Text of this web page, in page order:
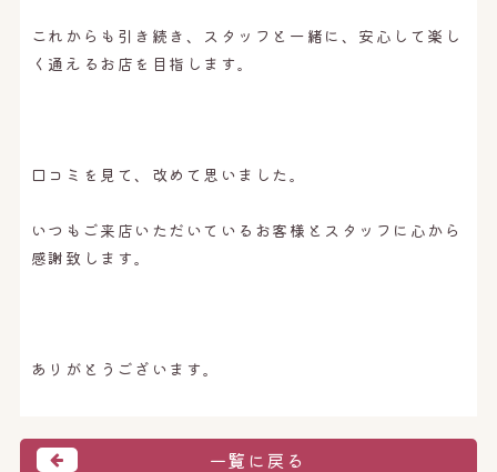
これからも引き続き、スタッフと一緒に、安心して楽し
く通えるお店を目指します。
口コミを見て、改めて思いました。
いつもご来店いただいているお客様とスタッフに心から
感謝致します。
ありがとうございます。
一覧に戻る